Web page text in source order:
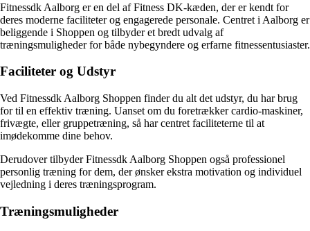
Fitnessdk Aalborg er en del af Fitness DK-kæden, der er kendt for
deres moderne faciliteter og engagerede personale. Centret i Aalborg er
beliggende i Shoppen og tilbyder et bredt udvalg af
træningsmuligheder for både nybegyndere og erfarne fitnessentusiaster.
Faciliteter og Udstyr
Ved Fitnessdk Aalborg Shoppen finder du alt det udstyr, du har brug
for til en effektiv træning. Uanset om du foretrækker cardio-maskiner,
frivægte, eller gruppetræning, så har centret faciliteterne til at
imødekomme dine behov.
Derudover tilbyder Fitnessdk Aalborg Shoppen også professionel
personlig træning for dem, der ønsker ekstra motivation og individuel
vejledning i deres træningsprogram.
Træningsmuligheder